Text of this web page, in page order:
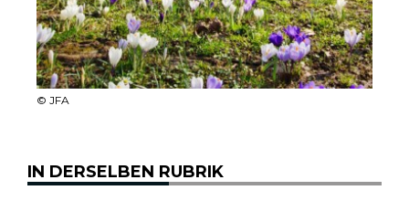
© JFA
IN DERSELBEN RUBRIK